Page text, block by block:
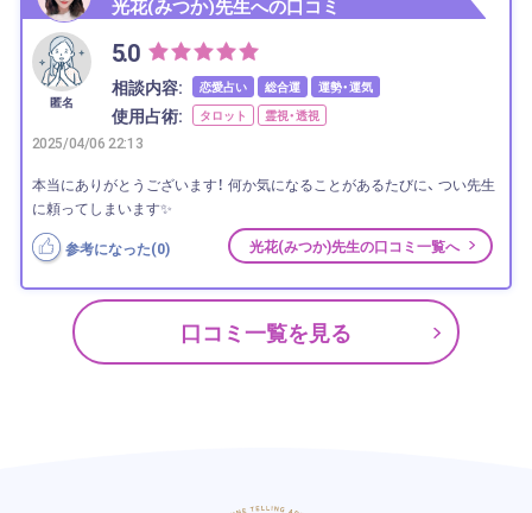
光花(みつか)先生への口コミ
匿名
5.0
相談内容: 恋愛占い 総合運 運勢・運気
使用占術: タロット 霊視・透視
2025/04/06 22:13
本当にありがとうございます！ 何か気になることがあるたびに、 つい先生
に頼ってしまいます✨
参考になった(0) 光花(みつか)先生の口コミ一覧へ
口コミ一覧を見る